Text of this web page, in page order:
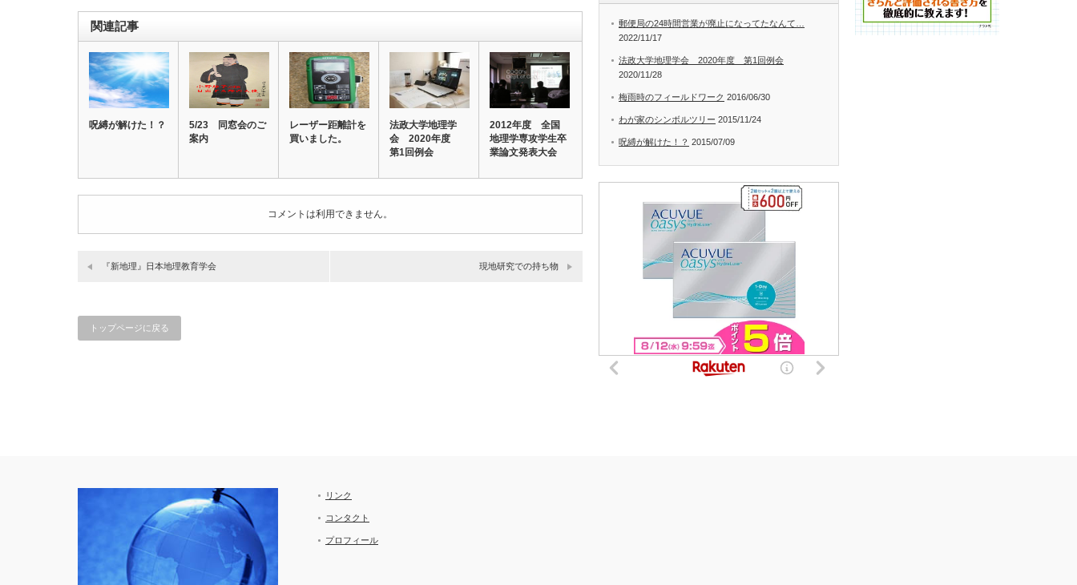
関連記事
呪縛が解けた！？
5/23 同窓会のご
案内
レーザー距離計を
買いました。
法政大学地理学
会 2020年度
第1回例会
2012年度 全国
地理学専攻学生卒
業論文発表大会
コメントは利用できません。
『新地理』日本地理教育学会 現地研究での持ち物
トップページに戻る
郵便局の24時間営業が廃止になってたなんて…
2022/11/17
法政大学地理学会 2020年度 第1回例会
2020/11/28
梅雨時のフィールドワーク 2016/06/30
わが家のシンボルツリー 2015/11/24
呪縛が解けた！？ 2015/07/09
リンク
コンタクト
プロフィール